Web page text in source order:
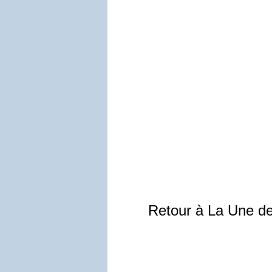
Retour à La Une